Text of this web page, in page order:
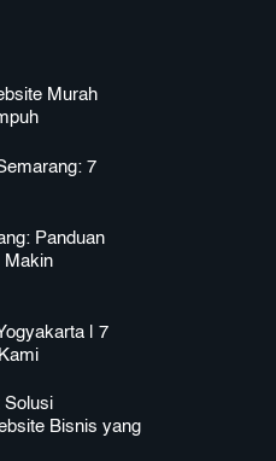
Murah
7
Panduan
Makin
| 7
Solusi
Bisnis yang